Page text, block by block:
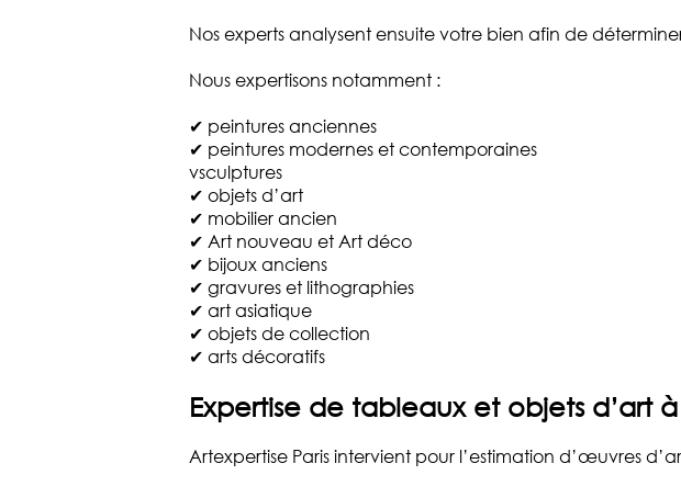
Nos experts analysent ensuite votre bien afin de
Nous expertisons notamment :
✔ peintures anciennes
✔ peintures modernes et contemporaines
vsculptures
✔ objets d’art
✔ mobilier ancien
✔ Art nouveau et Art déco
✔ bijoux anciens
✔ gravures et lithographies
✔ art asiatique
✔ objets de collection
✔ arts décoratifs
Expertise de tableaux et objets d’art à
Artexpertise Paris intervient pour l’estimation d’œuvres